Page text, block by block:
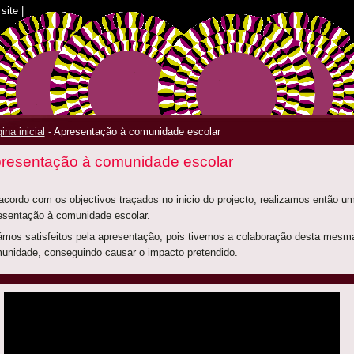
inicial - Apresentação à comunidade escolar
à comunidade escolar
com os objectivos traçados no inicio do projecto, realizamos então
à comunidade escolar.
satisfeitos pela apresentação, pois tivemos a colaboração desta
conseguindo causar o impacto pretendido.